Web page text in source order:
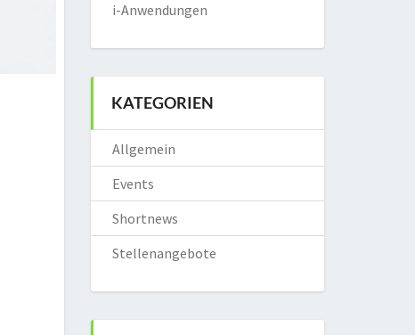
i-Anwendungen
KATEGORIEN
Allgemein
Events
Shortnews
Stellenangebote